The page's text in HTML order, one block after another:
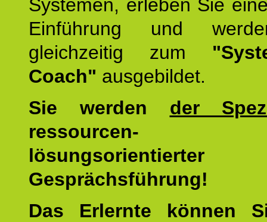
Systemen, erleben Sie
Einführung und
gleichzeitig zum
Coach" ausgebildet.
Sie werden der
lösungsorientierter
Gesprächsführung!
Das Erlernte können